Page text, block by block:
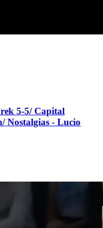
5-5/ Capital
Nostalgias - Lucio